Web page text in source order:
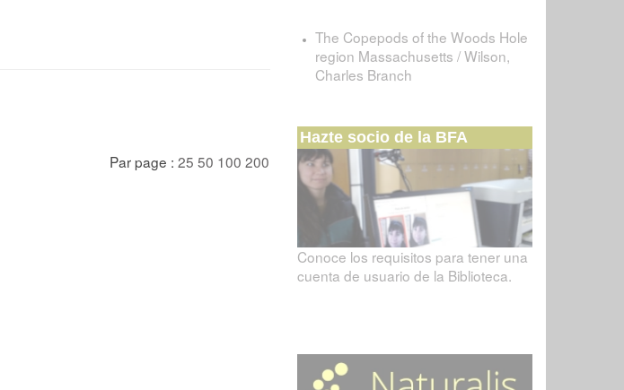
Par page : 25 50 100 200
The Copepods of the Woods Hole
region Massachusetts / Wilson,
Charles Branch
Hazte socio de la BFA
Conoce los requisitos para tener una
cuenta de usuario de la Biblioteca.